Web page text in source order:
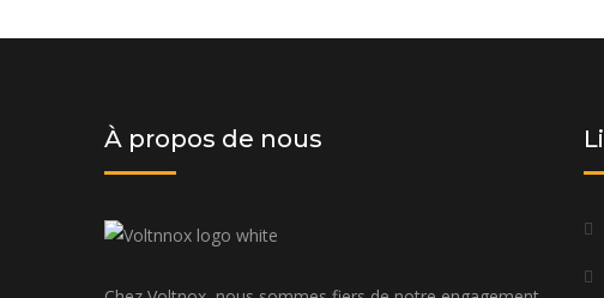
À propos de nous